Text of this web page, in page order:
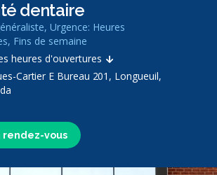
dentaire
Urgence: Heures
Fins de semaine
rendez-vous
heures d'ouvertures
Cartier E Bureau 201, Longueuil,